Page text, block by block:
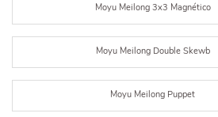
Moyu Meilong 3x3 Magnético
Moyu Meilong Double Skewb
Moyu Meilong Puppet